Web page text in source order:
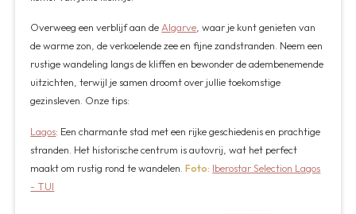
Overweeg een verblijf aan deAlgarve, waar je kunt genieten van
de warme zon, de verkoelende zee en fijne zandstranden. Neem een
rustige wandeling langs de kliffen en bewonder de adembenemende
uitzichten, terwijl je samen droomt over jullie toekomstige
gezinsleven. Onze tips:
Lagos: Een charmante stad met een rijke geschiedenis en prachtige
stranden. Het historische centrum is autovrij, wat het perfect
maakt om rustig rond te wandelen.Foto: Iberostar Selection Lagos
- TUI